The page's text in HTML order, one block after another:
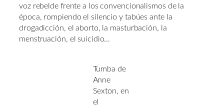
voz rebelde frente a los convencionalismos de la
época, rompiendo el silencio y tabúes ante la
drogadicción, el aborto, la masturbación, la
menstruación, el suicidio…
Tumba de
Anne
Sexton, en
el